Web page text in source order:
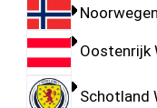
Oostenrijk
Schotland